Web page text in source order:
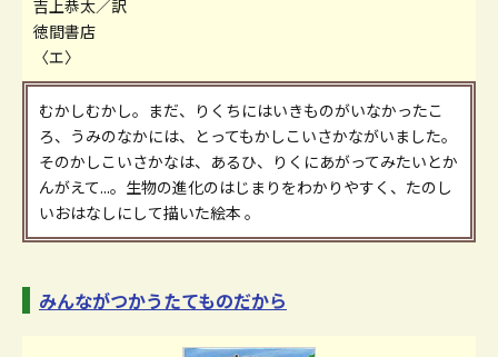
吉上恭太／訳
徳間書店
〈エ〉
むかしむかし。まだ、りくちにはいきものがいなかったこ
ろ、うみのなかには、とってもかしこいさかながいました。
そのかしこいさかなは、あるひ、りくにあがってみたいとか
んがえて...。生物の進化のはじまりをわかりやすく、たのし
いおはなしにして描いた絵本 。
みんながつかうたてものだから